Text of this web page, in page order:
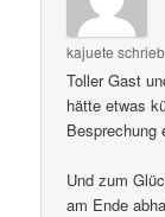
kajuete schrieb
Toller Gast
hätte etwas
Besprechung
Und zum
am Ende